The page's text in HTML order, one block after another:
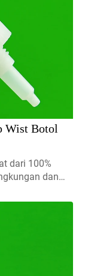
Wist Botol
dari 100%
dan
semprot,